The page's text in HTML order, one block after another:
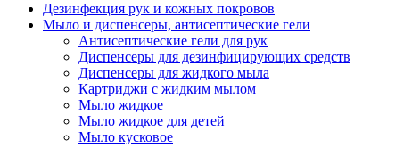
Дезинфекция рук и кожных покровов
Мыло и диспенсеры, антисептические гели
Антисептические гели для рук
Диспенсеры для дезинфицирующих средств
Диспенсеры для жидкого мыла
Картриджи с жидким мылом
Мыло жидкое
Мыло жидкое для детей
Мыло кусковое